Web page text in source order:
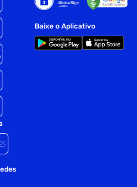
Baixe o Aplicativo